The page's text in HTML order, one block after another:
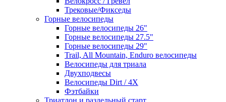
Трековые/Фикседы
Горные велосипеды
Горные велосипеды 26"
Горные велосипеды 27.5"
Горные велосипеды 29"
Trail, All Mountain, Enduro велосипеды
Велосипеды для триала
Двухподвесы
Велосипеды Dirt / 4X
Фэтбайки
Триатлон и раздельный старт